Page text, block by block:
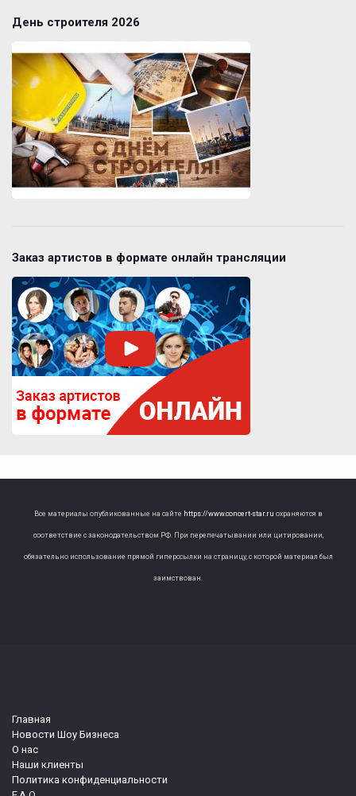
День строителя 2026
Заказ артистов в формате онлайн трансляции
Все материалы опубликованные на сайте https://www.concert-star.ru охраняются в
соответствие с законодательством РФ. При перепечатывании или цитировании,
обязательно использование прямой гиперссылки на страницу, с которой материал был
заимствован.
Главная
Новости Шоу Бизнеса
О нас
Наши клиенты
Политика конфиденциальности